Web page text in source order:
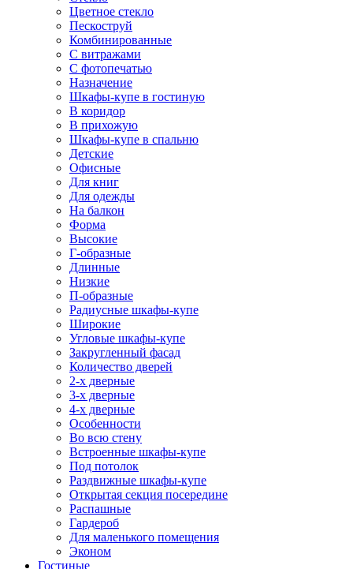
Цветное стекло
Пескоструй
Комбинированные
С витражами
С фотопечатью
Назначение
Шкафы-купе в гостиную
В коридор
В прихожую
Шкафы-купе в спальню
Детские
Офисные
Для книг
Для одежды
На балкон
Форма
Высокие
Г-образные
Длинные
Низкие
П-образные
Радиусные шкафы-купе
Широкие
Угловые шкафы-купе
Закругленный фасад
Количество дверей
2-х дверные
3-х дверные
4-х дверные
Особенности
Во всю стену
Встроенные шкафы-купе
Под потолок
Раздвижные шкафы-купе
Открытая секция посередине
Распашные
Гардероб
Для маленького помещения
Эконом
Гостиные